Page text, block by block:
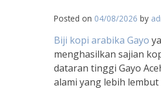
Posted on 04/08/2026 by
Biji kopi arabika Gayo
menghasilkan sajian
dataran tinggi Gayo
alami yang lebih